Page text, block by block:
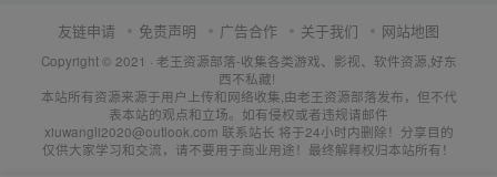
友链申请 免责声明 广告合作 关于我们 网站地图
Copyright © 2021 · 老王资源部落-收集各类游戏、影视、软件资源,好东
西不私藏!
本站所有资源来源于用户上传和网络收集,由老王资源部落发布，但不代
表本站的观点和立场。如有侵权或者违规请邮件
xiuwangli2020@outlook.com 联系站长 将于24小时内删除！分享目的
仅供大家学习和交流，请不要用于商业用途！最终解释权归本站所有！